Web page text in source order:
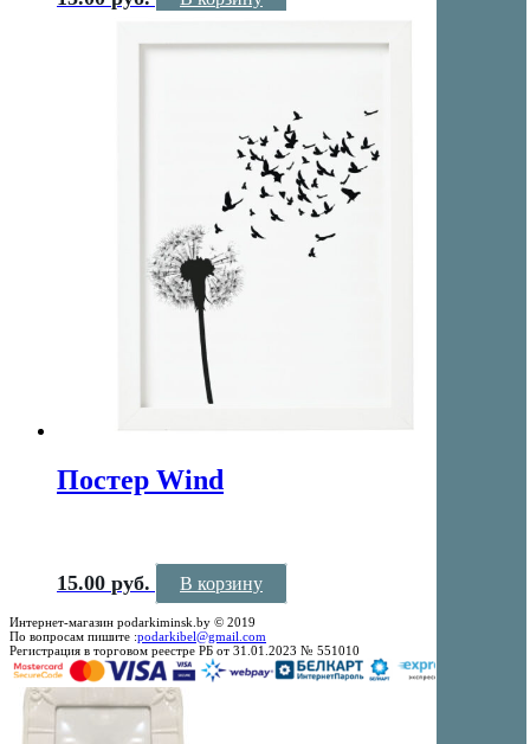
Постер Wind
15.00 руб. В корзину
Интернет-магазин podarkiminsk.by © 2019
По вопросам пишите :podarkibel@gmail.com
Регистрация в торговом реестре РБ от 31.01.2023 № 551010